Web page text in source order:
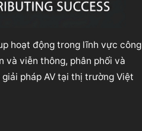
hoạt động trong lĩnh vực công
và viễn thông, phân phối và
pháp AV tại thị trường Việt